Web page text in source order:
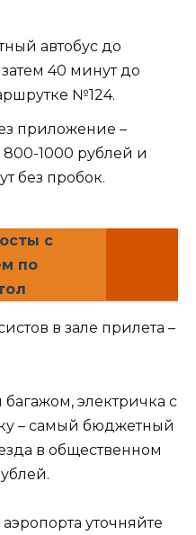
автобус до
40 минут до
№124.
приложение –
800-1000 рублей и
без пробок.
с
по
в зале прилета –
электричка с
– самый бюджетный
в общественном
уточняйте